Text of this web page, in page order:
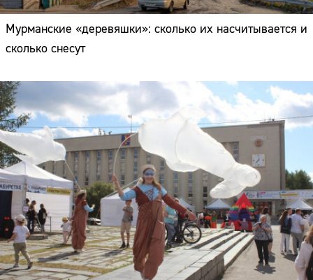
Мурманские «деревяшки»: сколько их насчитывается и
сколько снесут